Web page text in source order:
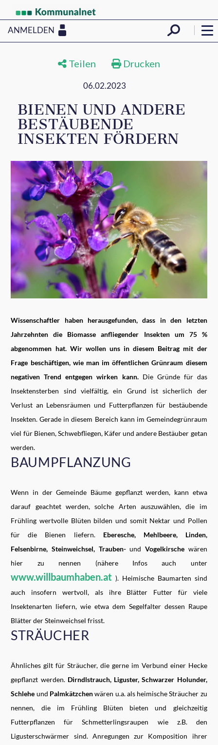
ANMELDEN
Teilen Drucken
06.02.2023
BIENEN UND ANDERE
BESTÄUBENDE
INSEKTEN FÖRDERN
Wissenschaftler haben herausgefunden, dass in den letzten
Jahrzehnten die Biomasse anfliegender Insekten um 75 %
abgenommen hat. Wir wollen uns in diesem Beitrag mit der
Frage beschäftigen, wie man im öffentlichen Grünraum diesem
negativen Trend entgegen wirken kann.Die Gründe für das
Insektensterben sind vielfältig, ein Grund ist sicherlich der
Verlust an Lebensräumen und Futterpflanzen für bestäubende
Insekten. Gerade in diesem Bereich kann im Gemeindegrünraum
viel für Bienen, Schwebfliegen, Käfer und andere Bestäuber getan
werden.
BAUMPFLANZUNG
Wenn in der Gemeinde Bäume gepflanzt werden, kann etwa
darauf geachtet werden, solche Arten auszuwählen, die im
Frühling wertvolle Blüten bilden und somit Nektar und Pollen
für die Bienen liefern. Eberesche, Mehlbeere, Linden,
Felsenbirne, Steinweichsel, Trauben-und Vogelkirschewären
hier zu nennen (nähere Infos auch unter
www.willbaumhaben.at ). Heimische Baumarten sind
auch insofern wertvoll, als ihre Blätter Futter für viele
Insektenarten liefern, wie etwa dem Segelfalter dessen Raupe
Blätter der Steinweichsel frisst.
STRÄUCHER
Ähnliches gilt für Sträucher, die gerne im Verbund einer Hecke
gepflanzt werden. Dirndlstrauch, Liguster, Schwarzer Holunder,
Schlehe und Palmkätzchenwären u.a. als heimische Sträucher zu
nennen, die im Frühling Blüten bieten und gleichzeitig
Futterpflanzen für Schmetterlingsraupen wie z.B. den
Ligusterschwärmer sind. Anregungen zur Komposition ihrer